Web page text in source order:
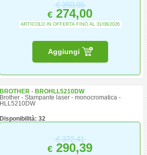
€350,05
€ 274,00
ARTICOLO IN OFFERTA FINO AL 31/08/2026
Aggiungi
BROTHER - BROHLL5210DW
Brother - Stampante laser - monocromatica -
HLL5210DW
Disponibilità: 32
€372,41
€ 290,39